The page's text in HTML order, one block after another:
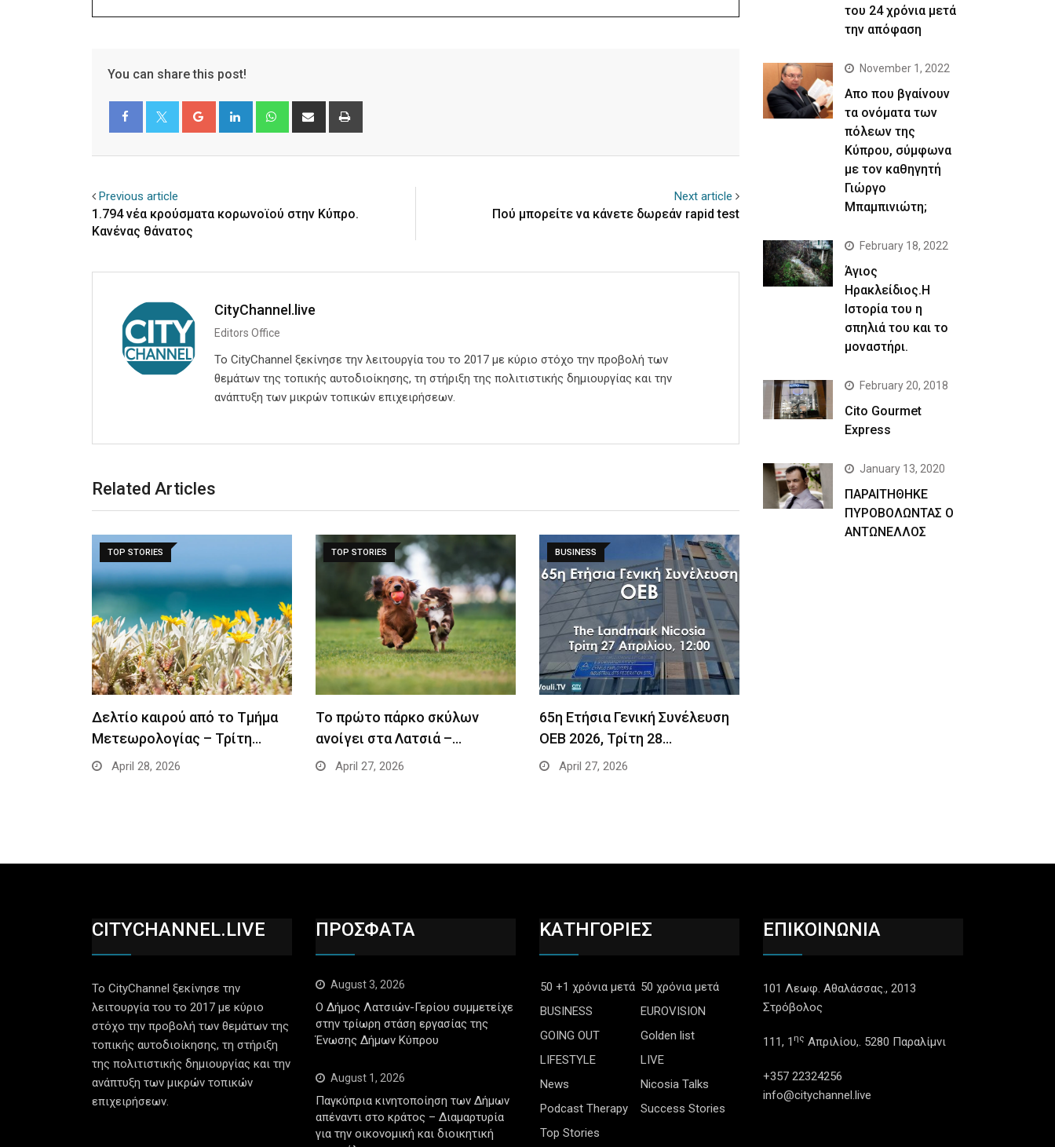
You can share this post!
Google+ LinkedIn WhatsappShare
Previous article
1.794 νέα κρούσματα κορωνοϊού στην Κύπρο.
Kανένας θάνατος
Next article
Πού μπορείτε να κάνετε δωρεάν rapid test
CityChannel.live
Editors Office
Το CityChannel ξεκίνησε την λειτουργία του το 2017 με κύριο στόχο την προβολή των
θεμάτων της τοπικής αυτοδιοίκησης, τη στήριξη της πολιτιστικής δημιουργίας και την
ανάπτυξη των μικρών τοπικών επιχειρήσεων.
Related Articles
TOP STORIES
Δελτίο καιρού από το Τμήμα
Μετεωρολογίας – Τρίτη…
April 28, 2026
TOP STORIES
Το πρώτο πάρκο σκύλων
ανοίγει στα Λατσιά –…
April 27, 2026
BUSINESS
65η Ετήσια Γενική Συνέλευση
ΟΕΒ 2026, Τρίτη 28…
April 27, 2026
του 24 χρόνια μετά
την απόφαση
November 1, 2022
Απο που βγαίνουν
τα ονόματα των
πόλεων της
Κύπρου, σύμφωνα
με τον καθηγητή
Γιώργο
Μπαμπινιώτη;
February 18, 2022
Άγιος
Ηρακλείδιος.Η
Ιστορία του η
σπηλιά του και το
μοναστήρι.
February 20, 2018
Cito Gourmet
Express
January 13, 2020
ΠΑΡΑΙΤΗΘΗΚΕ
ΠΥΡΟΒΟΛΩΝΤΑΣ Ο
ΑΝΤΩΝΕΛΛΟΣ
CITYCHANNEL.LIVE
Το CityChannel ξεκίνησε την
λειτουργία του το 2017 με κύριο
στόχο την προβολή των θεμάτων της
τοπικής αυτοδιοίκησης, τη στήριξη
της πολιτιστικής δημιουργίας και την
ανάπτυξη των μικρών τοπικών
επιχειρήσεων.
ΠΡΟΣΦΑΤΑ
August 3, 2026
Ο Δήμος Λατσιών-Γερίου συμμετείχε
στην τρίωρη στάση εργασίας της
Ένωσης Δήμων Κύπρου
August 1, 2026
Παγκύπρια κινητοποίηση των Δήμων
απέναντι στο κράτος – Διαμαρτυρία
για την οικονομική και διοικητική
ΚΑΤΗΓΟΡΙΕΣ
50 +1 χρόνια μετά 50 χρόνια μετά
BUSINESS
EUROVISION
GOING OUT
Golden list
LIFESTYLE
LIVE
News
Nicosia Talks
Podcast Therapy
Success Stories
Top Stories
ΕΠΙΚΟΙΝΩΝΙΑ
101 Λεωφ. Αθαλάσσας., 2013
Στρόβολος
111, 1 ης Απριλίου,. 5280 Παραλίμνι
+357 22324256
info@citychannel.live